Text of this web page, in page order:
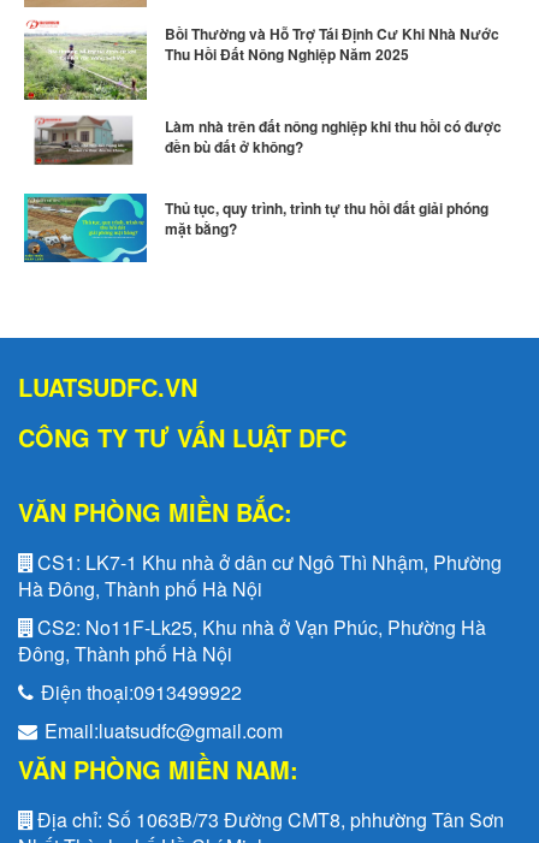
Bồi Thường và Hỗ Trợ Tái Định Cư Khi Nhà Nước
Thu Hồi Đất Nông Nghiệp Năm 2025
Làm nhà trên đất nông nghiệp khi thu hồi có được
đền bù đất ở không?
Thủ tục, quy trình, trình tự thu hồi đất giải phóng
mặt bằng?
LUATSUDFC.VN
CÔNG TY TƯ VẤN LUẬT DFC
VĂN PHÒNG MIỀN BẮC:
CS1: LK7-1 Khu nhà ở dân cư Ngô Thì Nhậm, Phường
Hà Đông, Thành phố Hà Nội
CS2: No11F-Lk25, Khu nhà ở Vạn Phúc, Phường Hà
Đông, Thành phố Hà Nội
Điện thoại:0913499922
Email:luatsudfc@gmail.com
VĂN PHÒNG MIỀN NAM:
Địa chỉ: Số 1063B/73 Đường CMT8, phhường Tân Sơn